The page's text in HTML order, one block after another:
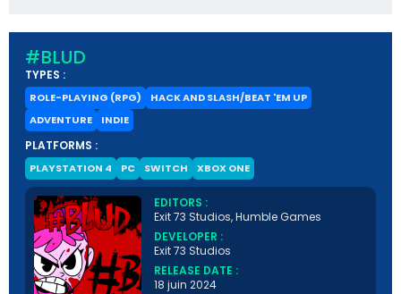
#BLUD
TYPES :
ROLE-PLAYING (RPG)
HACK AND SLASH/BEAT 'EM UP
ADVENTURE
INDIE
PLATFORMS :
PLAYSTATION 4 PC SWITCH XBOX ONE
EDITORS :
Exit 73 Studios, Humble Games
DEVELOPER :
Exit 73 Studios
RELEASE DATE :
18 juin 2024